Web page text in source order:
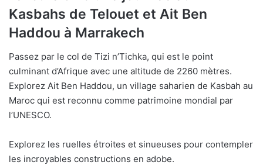
Kasbahs de Telouet et Ait Ben
Haddou à Marrakech
Passez par le col de Tizi n’Tichka, qui est le point
culminant d’Afrique avec une altitude de 2260 mètres.
Explorez Ait Ben Haddou, un village saharien de Kasbah au
Maroc qui est reconnu comme patrimoine mondial par
l’UNESCO.
Explorez les ruelles étroites et sinueuses pour contempler
les incroyables constructions en adobe.